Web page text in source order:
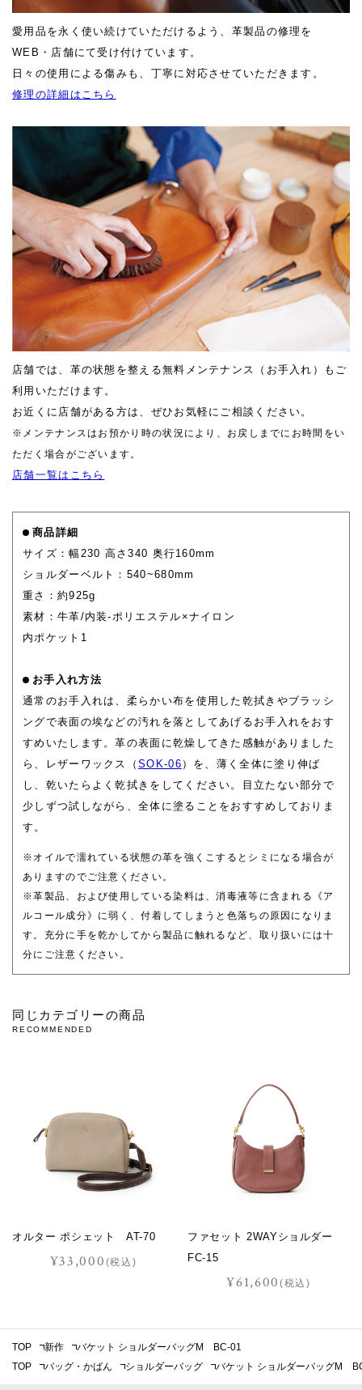
愛用品を永く使い続けていただけるよう、革製品の修理を
WEB・店舗にて受け付けています。
日々の使用による傷みも、丁寧に対応させていただきます。
修理の詳細はこちら
店舗では、革の状態を整える無料メンテナンス（お手入れ）もご
利用いただけます。
お近くに店舗がある方は、ぜひお気軽にご相談ください。
※メンテナンスはお預かり時の状況により、お戻しまでにお時間をい
ただく場合がございます。
店舗一覧はこちら
商品詳細
サイズ：幅230 高さ340 奥行160mm
ショルダーベルト：540~680mm
重さ：約925g
素材：牛革/内装-ポリエステル×ナイロン
内ポケット1
お手入れ方法
通常のお手入れは、柔らかい布を使用した乾拭きやブラッシ
ングで表面の埃などの汚れを落としてあげるお手入れをおす
すめいたします。革の表面に乾燥してきた感触がありました
ら、レザーワックス（SOK-06 ）を、薄く全体に塗り伸ば
し、乾いたらよく乾拭きをしてください。目立たない部分で
少しずつ試しながら、全体に塗ることをおすすめしておりま
す。
※オイルで濡れている状態の革を強くこするとシミになる場合が
ありますのでご注意ください。
※革製品、および使用している染料は、消毒液等に含まれる《ア
ルコール成分》に弱く、付着してしまうと色落ちの原因になりま
す。充分に手を乾かしてから製品に触れるなど、取り扱いには十
分にご注意ください。
同じカテゴリーの商品
RECOMMENDED
オルター ポシェット AT-70
¥33,000 (税込)
ファセット 2WAYショルダー
FC-15
¥61,600(税込)
TOP 新作
バケット ショルダーバッグM BC-01
TOP
バッグ・かばん ショルダーバッグ バケット ショルダーバッグM